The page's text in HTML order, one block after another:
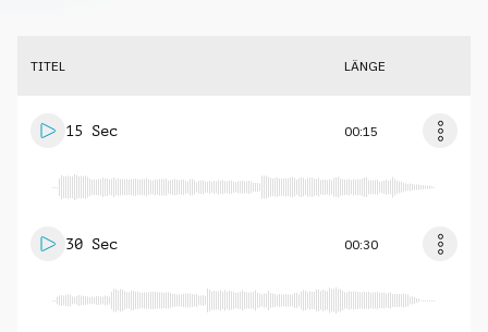
TITEL LÄNGE
15 Sec 00:15
30 Sec 00:30